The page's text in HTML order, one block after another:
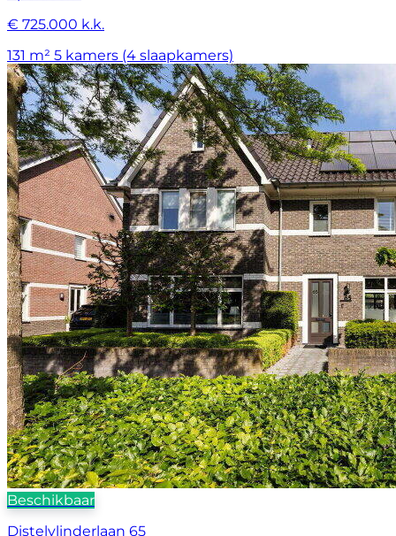
€ 725.000 k.k.
131 m² 5 kamers (4 slaapkamers)
Beschikbaar
Distelvlinderlaan 65